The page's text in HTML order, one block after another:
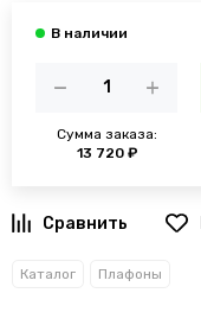
Сумма заказа:
13 720 ₽
Каталог Плафоны